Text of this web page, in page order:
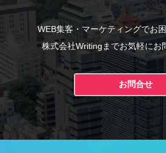
WEB集客・マーケティングでお
株式会社Writingまでお気軽にお
お問合せ